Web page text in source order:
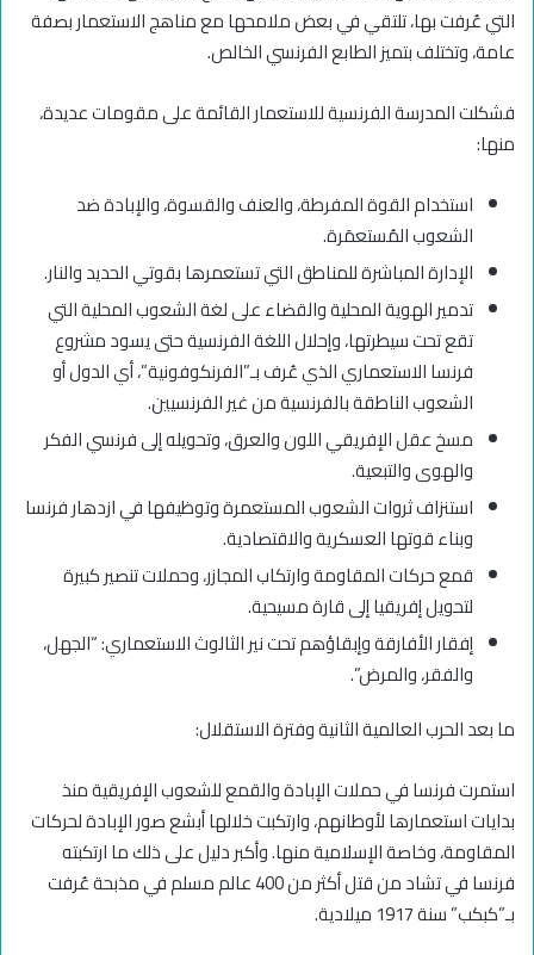
التي عُرفت بها، تلتقي في بعض ملامحها مع مناهج الاستعمار بصفة
عامة، وتختلف بتميز الطابع الفرنسي الخالص.
فشكلت المدرسة الفرنسية للاستعمار القائمة على مقومات عديدة،
منها:
استخدام القوة المفرطة، والعنف والقسوة، والإبادة ضد
الشعوب المُستعمَرة.
الإدارة المباشرة للمناطق التي تستعمرها بقوتي الحديد والنار.
تدمير الهوية المحلية والقضاء على لغة الشعوب المحلية التي
تقع تحت سيطرتها، وإحلال اللغة الفرنسية حتى يسود مشروع
فرنسا الاستعماري الذي عُرف بـ”الفرنكوفونية”، أي الدول أو
الشعوب الناطقة بالفرنسية من غير الفرنسيين.
مسخ عقل الإفريقي اللون والعرق، وتحويله إلى فرنسي الفكر
والهوى والتبعية.
استنزاف ثروات الشعوب المستعمرة وتوظيفها في ازدهار فرنسا
وبناء قوتها العسكرية والاقتصادية.
قمع حركات المقاومة وارتكاب المجازر، وحملات تنصير كبيرة
لتحويل إفريقيا إلى قارة مسيحية.
إفقار الأفارقة وإبقاؤهم تحت نير الثالوث الاستعماري: “الجهل،
والفقر، والمرض”.
ما بعد الحرب العالمية الثانية وفترة الاستقلال:
استمرت فرنسا في حملات الإبادة والقمع للشعوب الإفريقية منذ
بدايات استعمارها لأوطانهم، وارتكبت خلالها أبشع صور الإبادة لحركات
المقاومة، وخاصة الإسلامية منها. وأكبر دليل على ذلك ما ارتكبته
فرنسا في تشاد من قتل أكثر من 400 عالم مسلم في مذبحة عُرفت
بـ”كبكب” سنة 1917 ميلادية.